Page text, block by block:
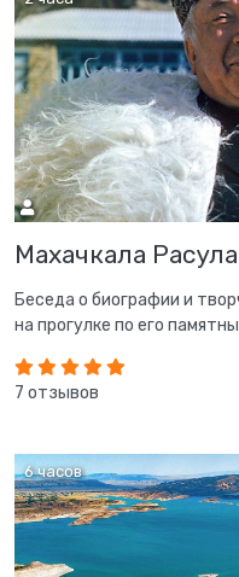
Махачкала
Беседа о биографии и
на прогулке по его
7 отзывов
6 часов